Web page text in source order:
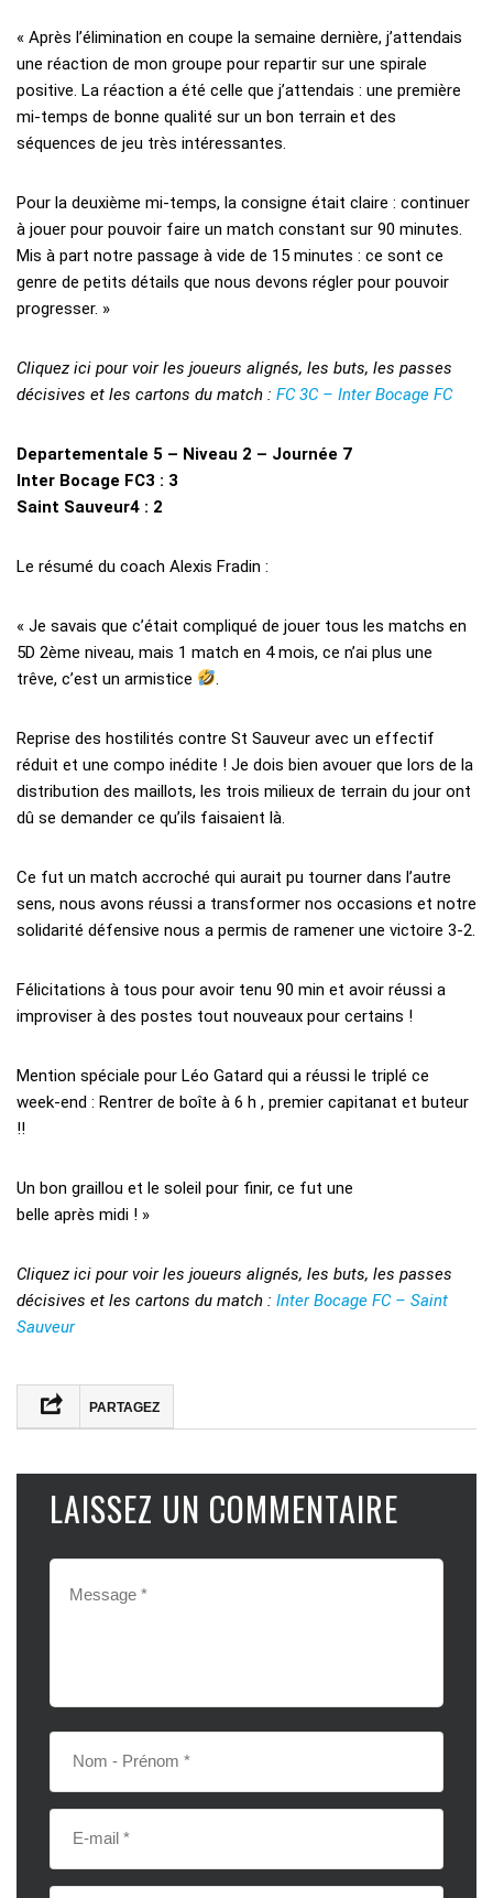
« Après l’élimination en coupe la semaine dernière, j’attendais
une réaction de mon groupe pour repartir sur une spirale
positive. La réaction a été celle que j’attendais : une première
mi-temps de bonne qualité sur un bon terrain et des
séquences de jeu très intéressantes.
Pour la deuxième mi-temps, la consigne était claire : continuer
à jouer pour pouvoir faire un match constant sur 90 minutes.
Mis à part notre passage à vide de 15 minutes : ce sont ce
genre de petits détails que nous devons régler pour pouvoir
progresser. »
Cliquez ici pour voir les joueurs alignés, les buts, les passes
décisives et les cartons du match : FC 3C – Inter Bocage FC
Departementale 5 – Niveau 2 – Journée 7
Inter Bocage FC3 : 3
Saint Sauveur4 : 2
Le résumé du coach Alexis Fradin :
« Je savais que c’était compliqué de jouer tous les matchs en
5D 2ème niveau, mais 1 match en 4 mois, ce n’ai plus une
trêve, c’est un armistice
.
Reprise des hostilités contre St Sauveur avec un effectif
réduit et une compo inédite ! Je dois bien avouer que lors de la
distribution des maillots, les trois milieux de terrain du jour ont
dû se demander ce qu’ils faisaient là.
Ce fut un match accroché qui aurait pu tourner dans l’autre
sens, nous avons réussi a transformer nos occasions et notre
solidarité défensive nous a permis de ramener une victoire 3-2.
Félicitations à tous pour avoir tenu 90 min et avoir réussi a
improviser à des postes tout nouveaux pour certains !
Mention spéciale pour Léo Gatard qui a réussi le triplé ce
week-end : Rentrer de boîte à 6 h , premier capitanat et buteur
!!
Un bon graillou et le soleil pour finir, ce fut une
belle après midi ! »
Cliquez ici pour voir les joueurs alignés, les buts, les passes
décisives et les cartons du match : Inter Bocage FC – Saint
Sauveur
PARTAGEZ
LAISSEZ UN COMMENTAIRE